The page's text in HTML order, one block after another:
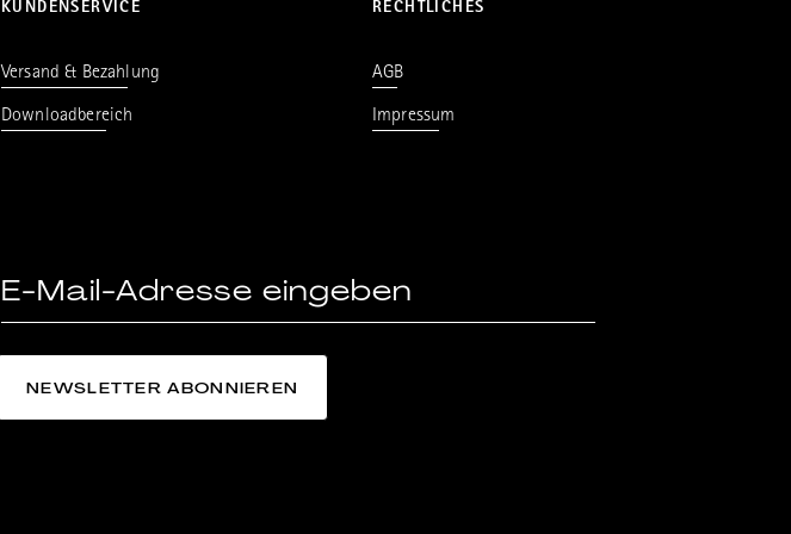
KUNDENSERVICE
Versand & Bezahlung
Downloadbereich
RECHTLICHES
AGB
Impressum